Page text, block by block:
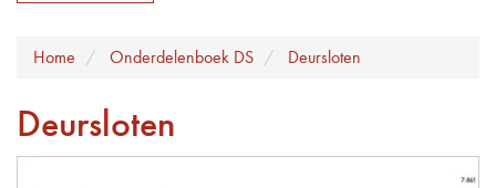
Home Onderdelenboek DS Deursloten
Deursloten